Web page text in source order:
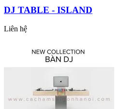
DJ TABLE - ISLAND
Liên hệ